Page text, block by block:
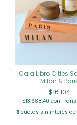
Caja Libro Cities
Milan &
$16.104
$13.688,40 con
3 cuotas sin interés de